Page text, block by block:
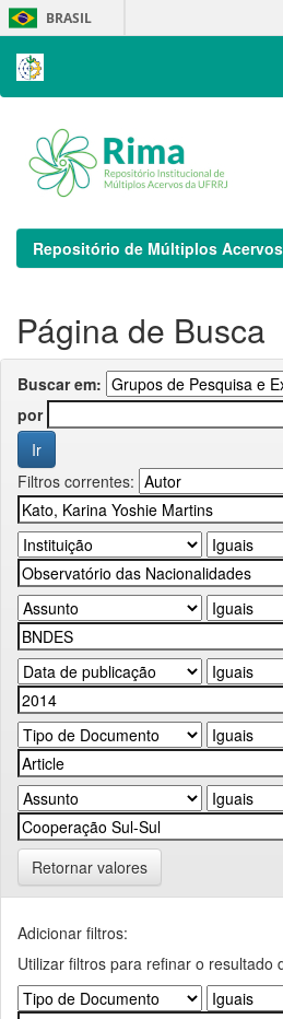
Skip
navigation
BRASIL
Repositório de Múltiplos
Página de Busca
Buscar em:
por
Filtros correntes:
Retornar valores
Adicionar filtros:
Utilizar filtros para refinar o resultado